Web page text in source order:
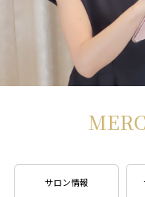
サロン情報